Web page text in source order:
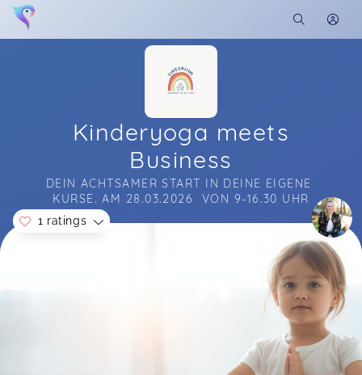
Kinderyoga meets
Business
DEIN ACHTSAMER START IN DEINE EIGENE
KURSE. AM 28.03.2026  VON 9-16.30 UHR
Soon you will learn more about me here...
1 ratings
Kinderyoga meets Business/Kinderyoga bei
Natalie war so motivierend und hat mir so viele
neue Dinge aufgezeigt, die ich trotz bereits
ausgeübter Selbständigkeit gar nicht im Auge
Konstanze,Apr 02